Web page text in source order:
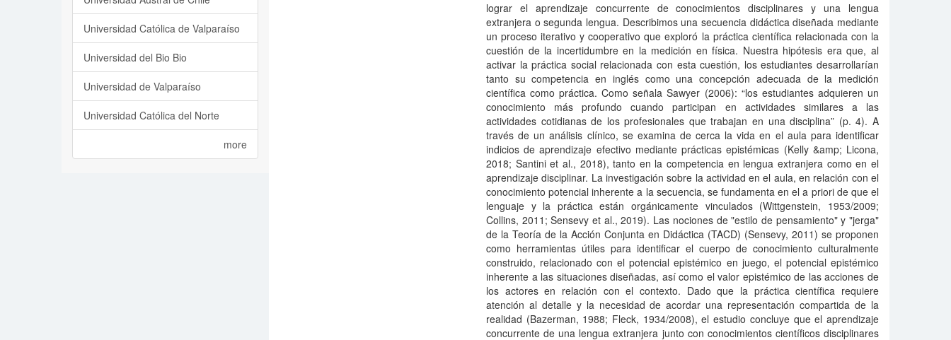
lograr el aprendizaje concurrente de conocimientos disciplinares y una lengua
extranjera o segunda lengua. Describimos una secuencia didáctica diseñada mediante
un proceso iterativo y cooperativo que exploró la práctica científica relacionada con la
cuestión de la incertidumbre en la medición en física. Nuestra hipótesis era que, al
activar la práctica social relacionada con esta cuestión, los estudiantes desarrollarían
tanto su competencia en inglés como una concepción adecuada de la medición
científica como práctica. Como señala Sawyer (2006): “los estudiantes adquieren un
conocimiento más profundo cuando participan en actividades similares a las
actividades cotidianas de los profesionales que trabajan en una disciplina” (p. 4). A
través de un análisis clínico, se examina de cerca la vida en el aula para identificar
indicios de aprendizaje efectivo mediante prácticas epistémicas (Kelly &amp; Licona,
2018; Santini et al., 2018), tanto en la competencia en lengua extranjera como en el
aprendizaje disciplinar. La investigación sobre la actividad en el aula, en relación con el
conocimiento potencial inherente a la secuencia, se fundamenta en el a priori de que el
lenguaje y la práctica están orgánicamente vinculados (Wittgenstein, 1953/2009;
Collins, 2011; Sensevy et al., 2019). Las nociones de "estilo de pensamiento" y "jerga"
de la Teoría de la Acción Conjunta en Didáctica (TACD) (Sensevy, 2011) se proponen
como herramientas útiles para identificar el cuerpo de conocimiento culturalmente
construido, relacionado con el potencial epistémico en juego, el potencial epistémico
inherente a las situaciones diseñadas, así como el valor epistémico de las acciones de
los actores en relación con el contexto. Dado que la práctica científica requiere
atención al detalle y la necesidad de acordar una representación compartida de la
realidad (Bazerman, 1988; Fleck, 1934/2008), el estudio concluye que el aprendizaje
concurrente de una lengua extranjera junto con conocimientos científicos disciplinares
Universidad Católica de Valparaíso
Universidad del Bio Bio
Universidad de Valparaíso
Universidad Católica del Norte
more